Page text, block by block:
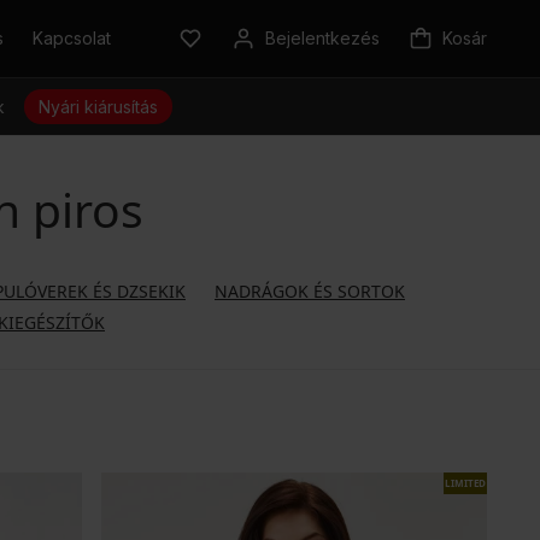
Kapcsolat Bejelentkezés Kosár
Nyári kiárusítás
piros
ÉS DZSEKIK
NADRÁGOK ÉS SORTOK
LIMITED